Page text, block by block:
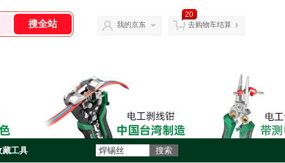
我的京东
20
去购物车结算
藏工具